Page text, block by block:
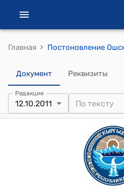
Главная ›
Документ Реквизиты
Редакция
12.10.2011